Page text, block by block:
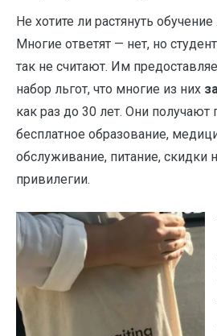
Не хотите ли растянуть
Многие ответят — нет, но
так не считают. Им
набор льгот, что многие из них
как раз до 30 лет. Они получают
бесплатное образование,
обслуживание, питание, скидки
привилегии.